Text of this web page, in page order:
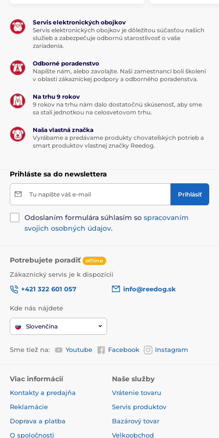
Psíkovi nerobí jeho nosenie problém a
dobre drží na krku.Dĺžka obojka je nastaviteľná od
20 do 50 cm.
Váha a rozmery
Vysielačka
má šírku 4 cm, výšku 9,6 cm,
hĺbku 1,8 cm a jej váha je 40 gramov.
hĺbku 4,3 cm a jeho váha je
príslušenstvom Canicom zakúpeným v EÚ. Ak si u
nás kupujete príslušenstvo pre už zakúpené
nebudú kompatibilné! Pracujú na rôznych
frekvenciách.
Technické špecifikácie sa môžu zmeniť bez
predchádzajúceho upozornenia. Obrázky majú len
Produkt je zaradený v kategóriách
Výcvikové obojky 0 až 300 metrov
Pre malé psy Pre stredné psy
Servis elektronických obojkov
Servis elektronických obojkov je dôležitou súčasťou našich
služieb a zabezpečuje odbornú starostlivosť o vaše
zariadenia.
Odborné poradenstvo
Napíšte nám, alebo zavolajte. Naši zamestnanci boli školení
v oblasti zákazníckej podpory a odborného poradenstva.
Na trhu 9 rokov
9 rokov na trhu nám dalo dostatočnú skúsenosť, aby sme
sa stali jednotkou na celosvetovom trhu.
Naša vlastná značka
Vyrábame a predávame produkty chovateľských potrieb a
smart produktov vlastnej značky Reedog.
Prihláste sa do newslettera
Tu napíšte váš e-mail Prihlásiť
Odoslaním formulára súhlasím so spracovaním
svojich osobných údajov.
Potrebujete poradiť offline
Zákaznický servis je k dispozícii
+421 322 601 057
info@reedog.sk
Kde nás nájdete
Slovenčina
Sme tiež na: Youtube Facebook Instagram
Viac informácií
Kontakty a predajňa
Reklamácie
Doprava a platba
O spoločnosti
Naše služby
Vrátenie tovaru
Servis produktov
Bazárový tovar
Velkoobchod